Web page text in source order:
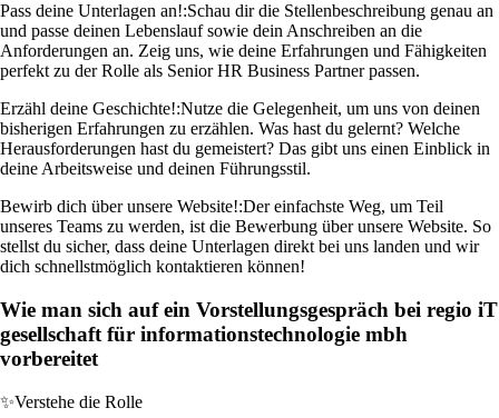
Pass deine Unterlagen an!:Schau dir die Stellenbeschreibung genau an
und passe deinen Lebenslauf sowie dein Anschreiben an die
Anforderungen an. Zeig uns, wie deine Erfahrungen und Fähigkeiten
perfekt zu der Rolle als Senior HR Business Partner passen.
Erzähl deine Geschichte!:Nutze die Gelegenheit, um uns von deinen
bisherigen Erfahrungen zu erzählen. Was hast du gelernt? Welche
Herausforderungen hast du gemeistert? Das gibt uns einen Einblick in
deine Arbeitsweise und deinen Führungsstil.
Bewirb dich über unsere Website!:Der einfachste Weg, um Teil
unseres Teams zu werden, ist die Bewerbung über unsere Website. So
stellst du sicher, dass deine Unterlagen direkt bei uns landen und wir
dich schnellstmöglich kontaktieren können!
Wie man sich auf ein Vorstellungsgespräch bei regio iT
gesellschaft für informationstechnologie mbh
vorbereitet
✨Verstehe die Rolle